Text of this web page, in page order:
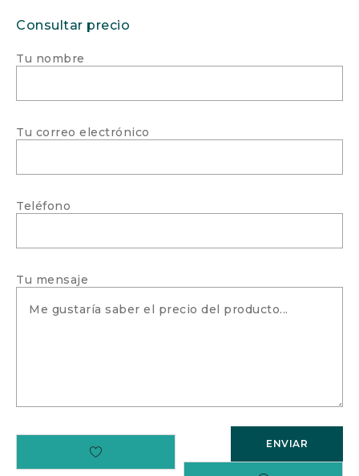
Consultar precio
Tu nombre
Tu correo electrónico
Teléfono
Tu mensaje